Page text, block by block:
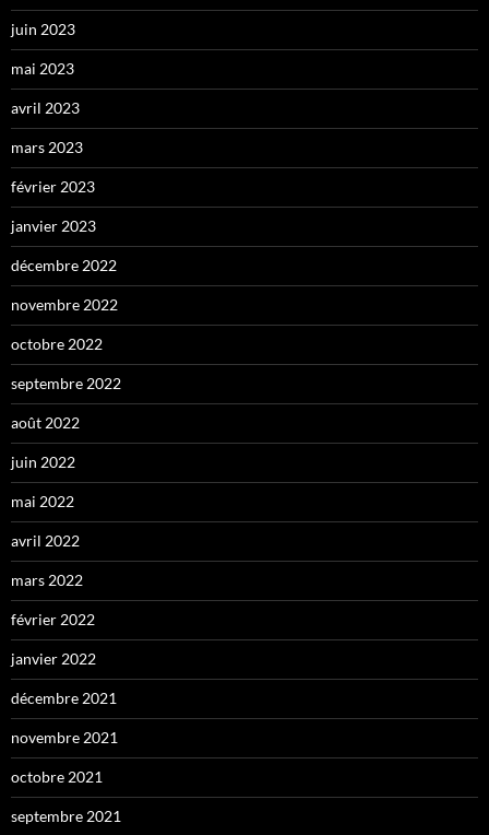
juin 2023
mai 2023
avril 2023
mars 2023
février 2023
janvier 2023
décembre 2022
novembre 2022
octobre 2022
septembre 2022
août 2022
juin 2022
mai 2022
avril 2022
mars 2022
février 2022
janvier 2022
décembre 2021
novembre 2021
octobre 2021
septembre 2021